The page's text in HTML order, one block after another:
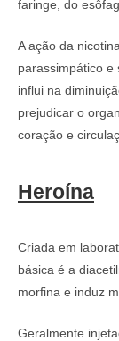
faringe, do
A ação da
parassimpático e
influi na
prejudicar o
coração e
Heroína
Criada em
básica é a
morfina e induz
Geralmente